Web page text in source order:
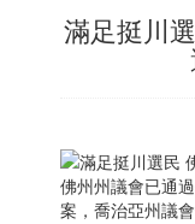
滿足挺川
佛州州議會已通
案，喬治亞州議